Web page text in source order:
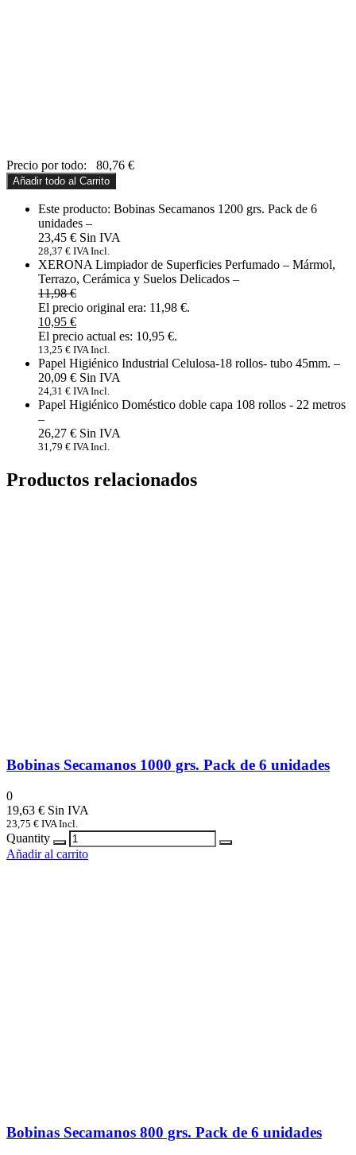
Precio por todo: 80,76 €
Añadir todo al Carrito
Este producto: Bobinas Secamanos 1200 grs. Pack de 6
unidades –
23,45 €
28,37 € IVA Incl.
XERONA Limpiador de Superficies Perfumado – Mármol,
Terrazo, Cerámica y Suelos Delicados –
11,98€
El precio original era: 11,98 €.
10,95 €
El precio actual es: 10,95 €.
13,25 € IVA Incl.
Papel Higiénico Industrial Celulosa-18 rollos- tubo 45mm. –
20,09 €
24,31 € IVA Incl.
Papel Higiénico Doméstico doble capa 108 rollos - 22 metros
–
26,27 €
31,79 € IVA Incl.
Productos relacionados
Bobinas Secamanos 1000 grs. Pack de 6 unidades
0
19,63 €
23,75 € IVA Incl.
Quantity
Añadir al carrito
Bobinas Secamanos 800 grs. Pack de 6 unidades